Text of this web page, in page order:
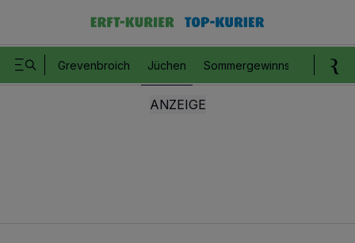
Grevenbroich Jüchen Sommergewinnspiel